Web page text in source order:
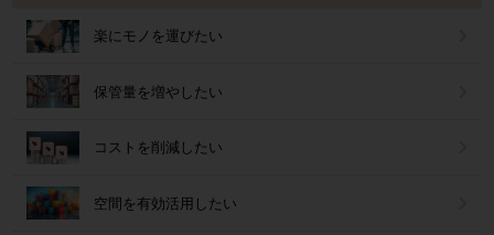
楽にモノを運びたい
保管量を増やしたい
コストを削減したい
空間を有効活用したい